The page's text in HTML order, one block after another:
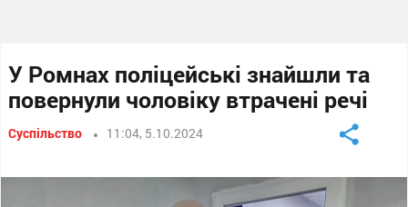
У Ромнах поліцейські знайшли та
повернули чоловіку втрачені речі
Суспільство 11:04, 5.10.2024